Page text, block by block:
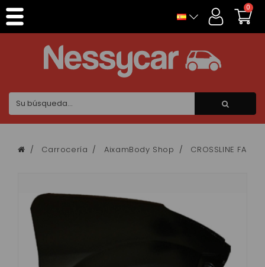
0
Carrocería AixamBody Shop CROSSLINE FASE 2
Panel de gestión de cookies